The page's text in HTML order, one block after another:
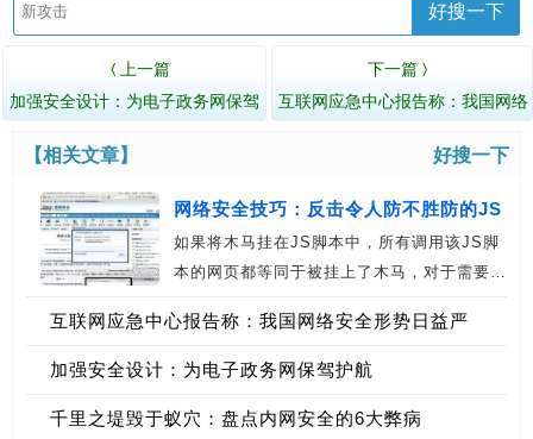
好搜一下
〈
上一篇
加强安全设计：为电子政务网保驾
下一篇 〉
互联网应急中心报告称：我国网络
【相关文章】 好搜一下
网络安全技巧：反击令人防不胜防的JS
挂马
如果将木马挂在JS脚本中，所有调用该JS脚
本的网页都等同于被挂上了木马，对于需要…
互联网应急中心报告称：我国网络安全形势日益严
峻
加强安全设计：为电子政务网保驾护航
千里之堤毁于蚁穴：盘点内网安全的6大弊病